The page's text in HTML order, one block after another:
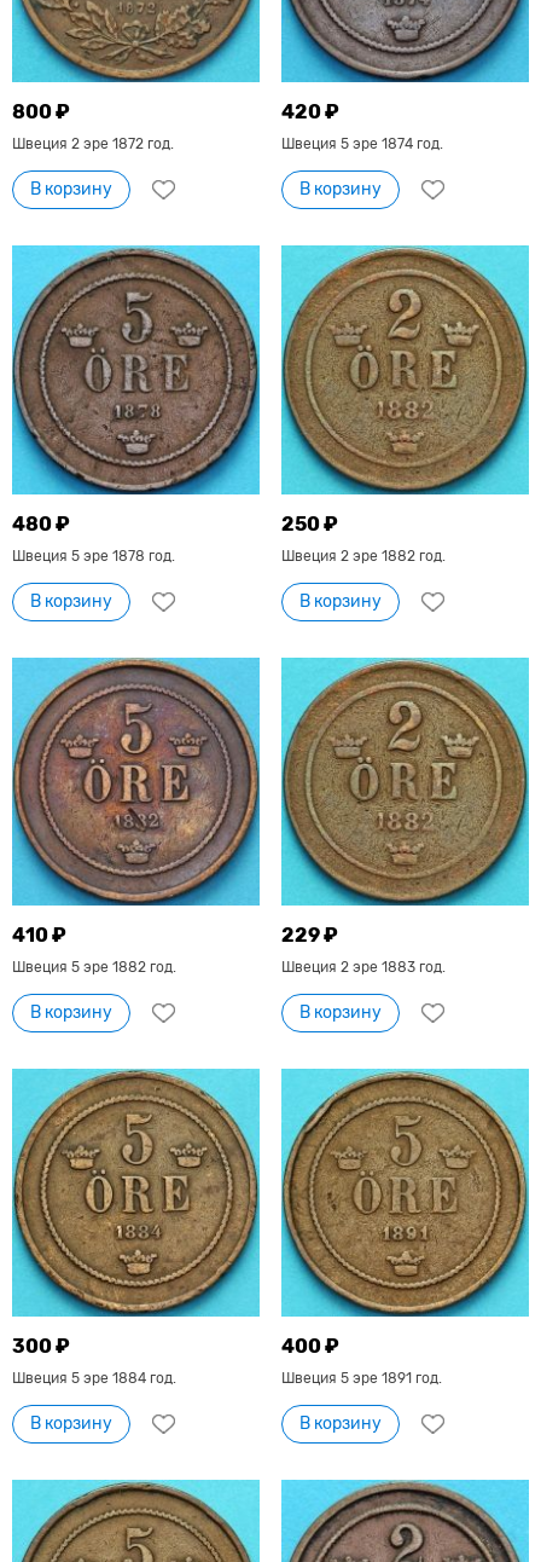
800 ₽
Швеция 2 эре 1872 год.
В корзину
420 ₽
Швеция 5 эре 1874 год.
В корзину
480 ₽
Швеция 5 эре 1878 год.
В корзину
250 ₽
Швеция 2 эре 1882 год.
В корзину
410 ₽
Швеция 5 эре 1882 год.
В корзину
229 ₽
Швеция 2 эре 1883 год.
В корзину
300 ₽
Швеция 5 эре 1884 год.
В корзину
400 ₽
Швеция 5 эре 1891 год.
В корзину